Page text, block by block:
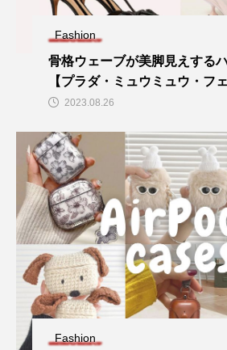
Fashion
骨格ウェーブが美脚見えする
【プラダ・ミュウミュウ・フ
2023.08.26
Fashion